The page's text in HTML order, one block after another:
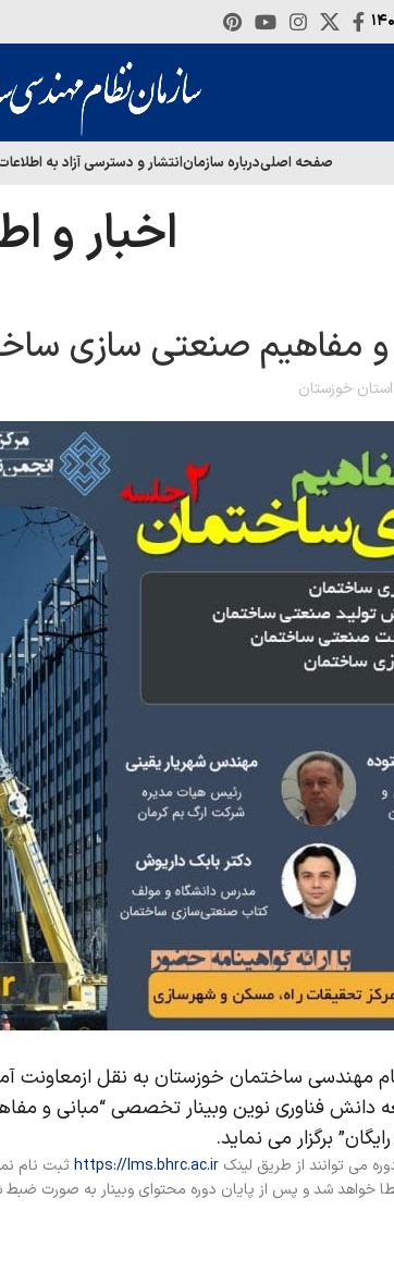
صفحه اصلیدرباره سازمانانتشار و دسترسی آزاد به
اخبار و
و مفاهیم صنعتی سازی
خوزستان
مهندسی ساختمان خوزستان به نقل ازمعاونت
دانش فناوری نوین وبینار تخصصی “مبانی و
می توانند از طریق لینک https://lms.bhrc.ac.irثبت نام
خواهد شد و پس از پایان دوره محتوای وبینار به صورت ضبط